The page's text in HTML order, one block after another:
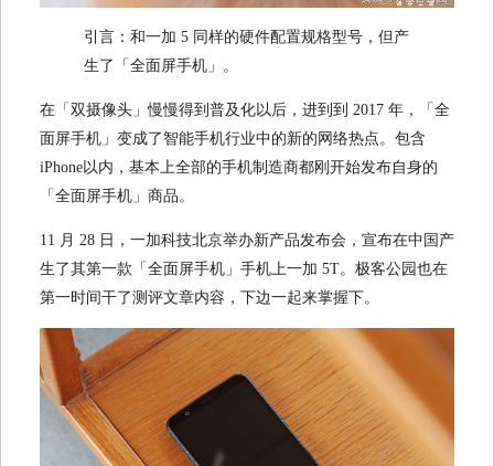
引言：和一加 5 同样的硬件配置规格型号，但产
生了「全面屏手机」。
在「双摄像头」慢慢得到普及化以后，进到到 2017 年，「全
面屏手机」变成了智能手机行业中的新的网络热点。包含
iPhone以内，基本上全部的手机制造商都刚开始发布自身的
「全面屏手机」商品。
11 月 28 日，一加科技北京举办新产品发布会，宣布在中国产
生了其第一款「全面屏手机」手机上一加 5T。极客公园也在
第一时间干了测评文章内容，下边一起来掌握下。